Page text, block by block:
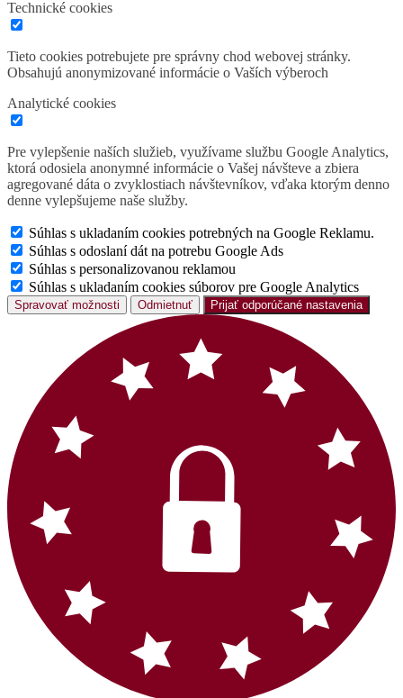
Technické cookies
Tieto cookies potrebujete pre správny chod webovej stránky.
Obsahujú anonymizované informácie o Vaších výberoch
Analytické cookies
Pre vylepšenie naších služieb, využívame službu Google Analytics,
ktorá odosiela anonymné informácie o Vašej návšteve a zbiera
agregované dáta o zvyklostiach návštevníkov, vďaka ktorým denno
denne vylepšujeme naše služby.
Súhlas s ukladaním cookies potrebných na Google Reklamu.
Súhlas s odoslaní dát na potrebu Google Ads
Súhlas s personalizovanou reklamou
Súhlas s ukladaním cookies súborov pre Google Analytics
Spravovať možnosti Odmietnuť Prijať odporúčané nastavenia